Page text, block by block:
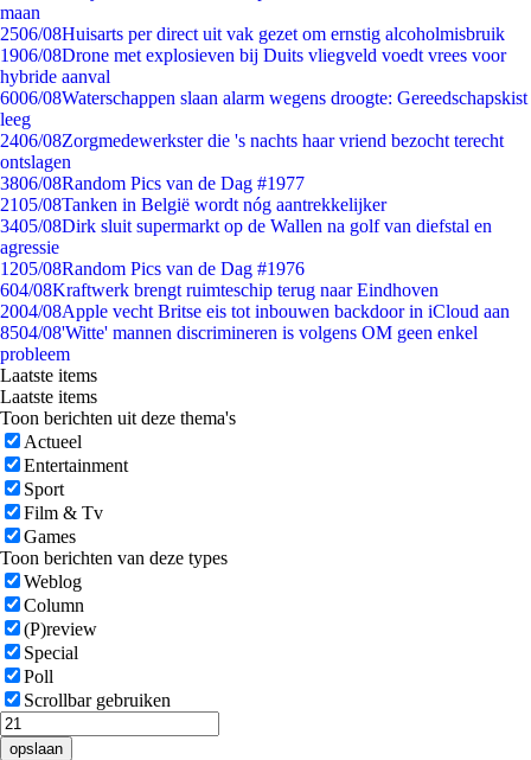
maan
2506/08Huisarts per direct uit vak gezet om ernstig alcoholmisbruik
1906/08Drone met explosieven bij Duits vliegveld voedt vrees voor
hybride aanval
6006/08Waterschappen slaan alarm wegens droogte: Gereedschapskist
leeg
2406/08Zorgmedewerkster die 's nachts haar vriend bezocht terecht
ontslagen
3806/08Random Pics van de Dag #1977
2105/08Tanken in België wordt nóg aantrekkelijker
3405/08Dirk sluit supermarkt op de Wallen na golf van diefstal en
agressie
1205/08Random Pics van de Dag #1976
604/08Kraftwerk brengt ruimteschip terug naar Eindhoven
2004/08Apple vecht Britse eis tot inbouwen backdoor in iCloud aan
8504/08'Witte' mannen discrimineren is volgens OM geen enkel
probleem
Laatste items
Laatste items
Toon berichten uit deze thema's
Actueel
Entertainment
Sport
Film & Tv
Games
Toon berichten van deze types
Weblog
Column
(P)review
Special
Poll
Scrollbar gebruiken
opslaan